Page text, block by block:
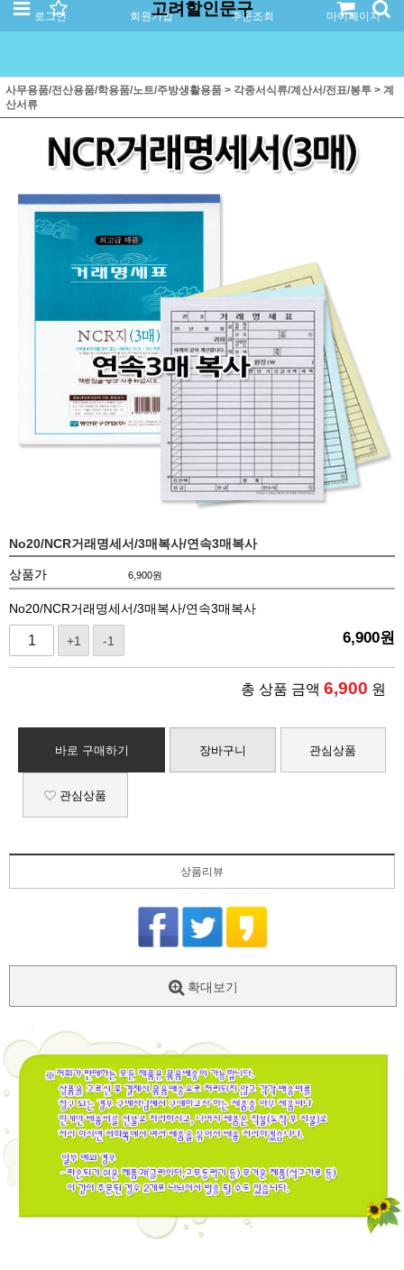
로그인 회원가입 주문조회 마이페이지
고려할인문구
사무용품/전산용품/학용품/노트/주방생활용품 > 각종서식류/계산서/전표/봉투 > 계
산서류
No20/NCR거래명세서/3매복사/연속3매복사
상품가 6,900원
No20/NCR거래명세서/3매복사/연속3매복사
+1 -1 6,900원
총 상품 금액 6,900 원
바로 구매하기 장바구니 관심상품
관심상품
상품리뷰
확대보기